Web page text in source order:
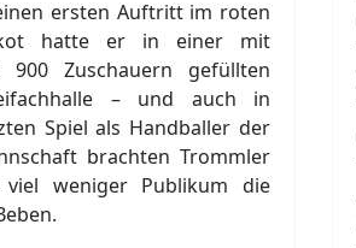
ersten Auftritt im roten
hatte er in einer mit
900 Zuschauern gefüllten
– und auch in
Spiel als Handballer der
brachten Trommler
weniger Publikum die